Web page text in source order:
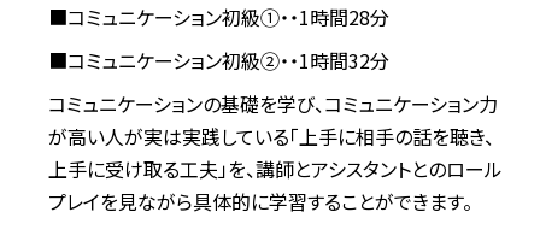
■コミュニケーション初級①・・1時間28分
■コミュニケーション初級②・・1時間32分
コミュニケーションの基礎を学び、コミュニケーション力
が高い人が実は実践している「上手に相手の話を聴き、
上手に受け取る工夫」を、講師とアシスタントとのロール
プレイを見ながら具体的に学習することができます。